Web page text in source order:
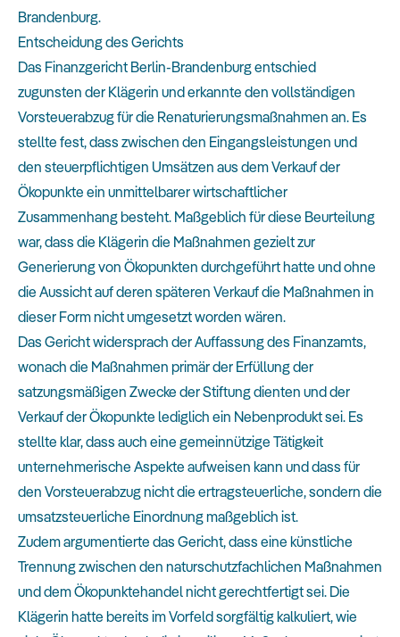
Brandenburg.
Entscheidung des Gerichts
Das Finanzgericht Berlin-Brandenburg entschied
zugunsten der Klägerin und erkannte den vollständigen
Vorsteuerabzug für die Renaturierungsmaßnahmen an. Es
stellte fest, dass zwischen den Eingangsleistungen und
den steuerpflichtigen Umsätzen aus dem Verkauf der
Ökopunkte ein unmittelbarer wirtschaftlicher
Zusammenhang besteht. Maßgeblich für diese Beurteilung
war, dass die Klägerin die Maßnahmen gezielt zur
Generierung von Ökopunkten durchgeführt hatte und ohne
die Aussicht auf deren späteren Verkauf die Maßnahmen in
dieser Form nicht umgesetzt worden wären.
Das Gericht widersprach der Auffassung des Finanzamts,
wonach die Maßnahmen primär der Erfüllung der
satzungsmäßigen Zwecke der Stiftung dienten und der
Verkauf der Ökopunkte lediglich ein Nebenprodukt sei. Es
stellte klar, dass auch eine gemeinnützige Tätigkeit
unternehmerische Aspekte aufweisen kann und dass für
den Vorsteuerabzug nicht die ertragsteuerliche, sondern die
umsatzsteuerliche Einordnung maßgeblich ist.
Zudem argumentierte das Gericht, dass eine künstliche
Trennung zwischen den naturschutzfachlichen Maßnahmen
und dem Ökopunktehandel nicht gerechtfertigt sei. Die
Klägerin hatte bereits im Vorfeld sorgfältig kalkuliert, wie